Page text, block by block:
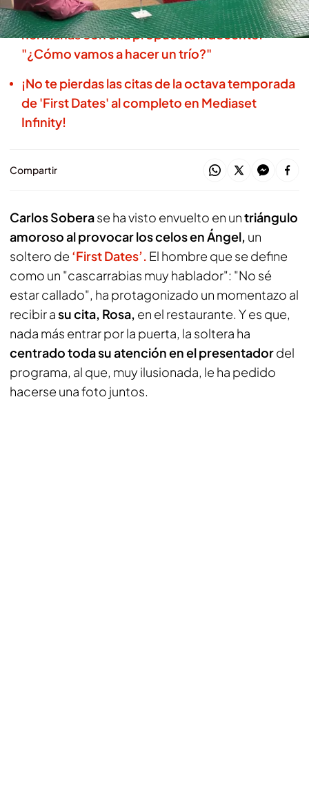
Un soltero de 'First Dates' se presenta ante dos
hermanas con una propuesta indecente:
"¿Cómo vamos a hacer un trío?"
¡No te pierdas las citas de la octava temporada
de 'First Dates' al completo en Mediaset
Infinity!
Compartir
Carlos Soberase ha visto envuelto en untriángulo
amoroso al provocar los celos en Ángel, un
soltero de ‘First Dates’. El hombre que se define
como un "cascarrabias muy hablador": "No sé
estar callado", ha protagonizado un momentazo al
recibir asu cita, Rosa, en el restaurante. Y es que,
nada más entrar por la puerta, la soltera ha
centrado toda su atención en el presentadordel
programa, al que, muy ilusionada, le ha pedido
hacerse una foto juntos.